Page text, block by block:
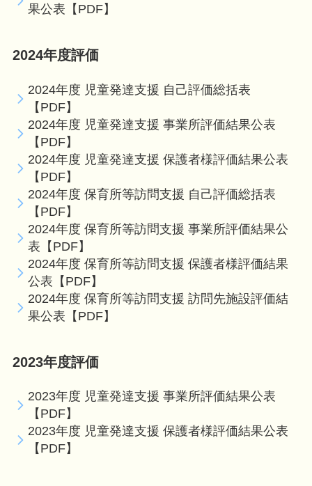
果公表【PDF】
2024年度評価
2024年度 児童発達支援 自己評価総括表
【PDF】
2024年度 児童発達支援 事業所評価結果公表
【PDF】
2024年度 児童発達支援 保護者様評価結果公表
【PDF】
2024年度 保育所等訪問支援 自己評価総括表
【PDF】
2024年度 保育所等訪問支援 事業所評価結果公
表【PDF】
2024年度 保育所等訪問支援 保護者様評価結果
公表【PDF】
2024年度 保育所等訪問支援 訪問先施設評価結
果公表【PDF】
2023年度評価
2023年度 児童発達支援 事業所評価結果公表
【PDF】
2023年度 児童発達支援 保護者様評価結果公表
【PDF】